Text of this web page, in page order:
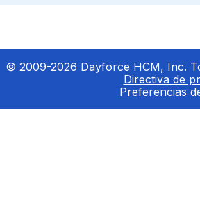
© 2009-2026 Dayforce HCM, Inc.
Directiva de
Preferencias